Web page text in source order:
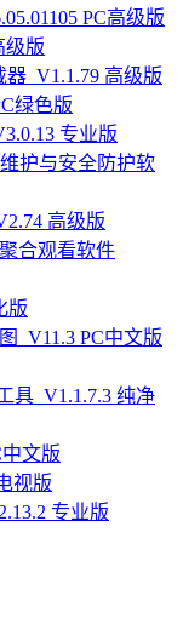
PC高级版
级版
器_V1.1.79 高级版
绿色版
专业版
维护与安全防护软
高级版
合观看软件
版
_V11.3 PC中文版
具_V1.1.7.3 纯净
文版
视版
专业版